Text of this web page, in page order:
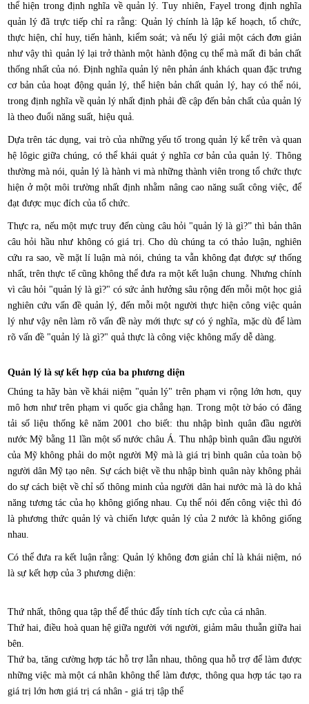
thể hiện trong định nghĩa về quản lý. Tuy nhiên, Fayel trong định nghĩa
quản lý đã trực tiếp chỉ ra rằng: Quản lý chính là lập kế hoạch, tổ chức,
thực hiện, chỉ huy, tiến hành, kiểm soát; và nếu lý giải một cách đơn giản
như vậy thì quản lý lại trở thành một hành động cụ thể mà mất đi bản chất
thống nhất của nó. Định nghĩa quản lý nên phản ánh khách quan đặc trưng
cơ bản của hoạt động quản lý, thể hiện bản chất quản lý, hay có thể nói,
trong định nghĩa về quản lý nhất định phải đề cập đến bản chất của quản lý
là theo đuổi năng suất, hiệu quả.
Dựa trên tác dụng, vai trò của những yếu tố trong quản lý kể trên và quan
hệ lôgic giữa chúng, có thể khái quát ý nghĩa cơ bản của quản lý. Thông
thường mà nói, quản lý là hành vi mà những thành viên trong tổ chức thực
hiện ở một môi trường nhất định nhằm nâng cao năng suất công việc, để
đạt được mục đích của tổ chức.
Thực ra, nếu một mực truy đến cùng câu hỏi "quản lý là gì?” thì bản thân
câu hỏi hầu như không có giá trị. Cho dù chúng ta có thảo luận, nghiên
cứu ra sao, về mặt lí luận mà nói, chúng ta vẫn không đạt được sự thống
nhất, trên thực tế cũng không thể đưa ra một kết luận chung. Nhưng chính
vì câu hỏi "quản lý là gì?" có sức ảnh hưởng sâu rộng đến mỗi một học giả
nghiên cứu vấn đề quản lý, đến mỗi một người thực hiện công việc quản
lý như vậy nên làm rõ vấn đề này mới thực sự có ý nghĩa, mặc dù để làm
rõ vấn đề "quản lý là gì?" quả thực là công việc không mấy dễ dàng.
Quản lý là sự kết hợp của ba phương diện
Chúng ta hãy bàn về khái niệm "quản lý" trên phạm vi rộng lớn hơn, quy
mô hơn như trên phạm vi quốc gia chẳng hạn. Trong một tờ báo có đăng
tải số liệu thống kê năm 2001 cho biết: thu nhập bình quân đầu người
nước Mỹ bằng 11 lần một số nước châu Á. Thu nhập bình quân đầu người
của Mỹ không phải do một người Mỹ mà là giá trị bình quân của toàn bộ
người dân Mỹ tạo nên. Sự cách biệt về thu nhập bình quân này không phải
do sự cách biệt về chỉ số thông minh của người dân hai nước mà là do khả
năng tương tác của họ không giống nhau. Cụ thể nói đến công việc thì đó
là phương thức quản lý và chiến lược quản lý của 2 nước là không giống
nhau.
Có thể đưa ra kết luận rằng: Quản lý không đơn giản chỉ là khái niệm, nó
là sự kết hợp của 3 phương diện:
Thứ nhất, thông qua tập thể để thúc đẩy tính tích cực của cá nhân.
Thứ hai, điều hoà quan hệ giữa người với người, giảm mâu thuẫn giữa hai
bên.
Thứ ba, tăng cường hợp tác hỗ trợ lẫn nhau, thông qua hỗ trợ để làm được
những việc mà một cá nhân không thể làm được, thông qua hợp tác tạo ra
giá trị lớn hơn giá trị cá nhân - giá trị tập thể